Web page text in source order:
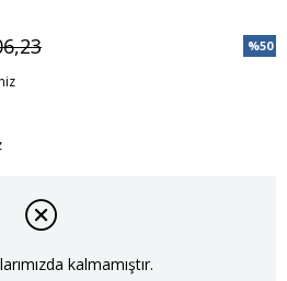
%50
kalmamıştır.